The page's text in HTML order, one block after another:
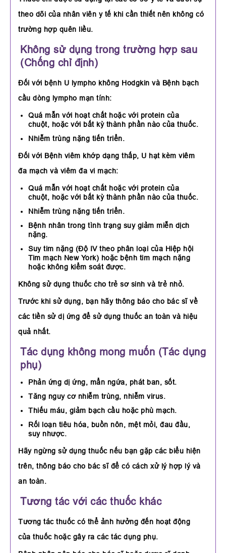
theo dõi của nhân viên y tế khi cần thiết nên không có
trường hợp quên liều.
Không sử dụng trong trường hợp sau
(Chống chỉ định)
Đối với bệnh U lympho không Hodgkin và Bệnh bạch
cầu dòng lympho mạn tính:
Quá mẫn với hoạt chất hoặc với protein của
chuột, hoặc với bất kỳ thành phần nào của thuốc.
Nhiễm trùng nặng tiến triển.
Đối với Bệnh viêm khớp dạng thấp, U hạt kèm viêm
đa mạch và viêm đa vi mạch:
Quá mẫn với hoạt chất hoặc với protein của
chuột, hoặc với bất kỳ thành phần nào của thuốc.
Nhiễm trùng nặng tiến triển.
Bệnh nhân trong tình trạng suy giảm miễn dịch
nặng.
Suy tim nặng (Độ IV theo phân loại của Hiệp hội
Tim mạch New York) hoặc bệnh tim mạch nặng
hoặc không kiểm soát được.
Không sử dụng thuốc cho trẻ sơ sinh và trẻ nhỏ.
Trước khi sử dụng, bạn hãy thông báo cho bác sĩ về
các tiền sử dị ứng để sử dụng thuốc an toàn và hiệu
quả nhất.
Tác dụng không mong muốn (Tác dụng
phụ)
Phản ứng dị ứng, mẩn ngứa, phát ban, sốt.
Tăng nguy cơ nhiễm trùng, nhiễm virus.
Thiếu máu, giảm bạch cầu hoặc phù mạch.
Rối loạn tiêu hóa, buồn nôn, mệt mỏi, đau đầu,
suy nhược.
Hãy ngừng sử dụng thuốc nếu bạn gặp các biểu hiện
trên, thông báo cho bác sĩ để có cách xử lý hợp lý và
an toàn.
Tương tác với các thuốc khác
Tương tác thuốc có thể ảnh hưởng đến hoạt động
của thuốc hoặc gây ra các tác dụng phụ.